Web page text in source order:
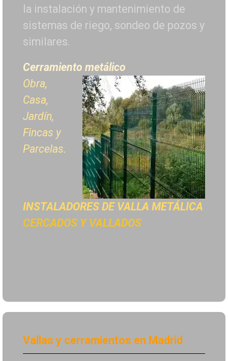
la instalación y mantenimiento de
sistemas de riego, sondeo de pozos y
similares.
Cerramiento metálico
Obra,
Casa,
Jardín,
Fincas y
Parcelas.
INSTALADORES DE VALLA METÁLICA
CERCADOS Y VALLADOS
Vallas y cerramientos en Madrid